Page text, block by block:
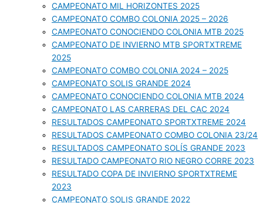
CAMPEONATO MIL HORIZONTES 2025
CAMPEONATO COMBO COLONIA 2025 – 2026
CAMPEONATO CONOCIENDO COLONIA MTB 2025
CAMPEONATO DE INVIERNO MTB SPORTXTREME
2025
CAMPEONATO COMBO COLONIA 2024 – 2025
CAMPEONATO SOLIS GRANDE 2024
CAMPEONATO CONOCIENDO COLONIA MTB 2024
CAMPEONATO LAS CARRERAS DEL CAC 2024
RESULTADOS CAMPEONATO SPORTXTREME 2024
RESULTADOS CAMPEONATO COMBO COLONIA 23/24
RESULTADOS CAMPEONATO SOLÍS GRANDE 2023
RESULTADO CAMPEONATO RIO NEGRO CORRE 2023
RESULTADO COPA DE INVIERNO SPORTXTREME
2023
CAMPEONATO SOLIS GRANDE 2022